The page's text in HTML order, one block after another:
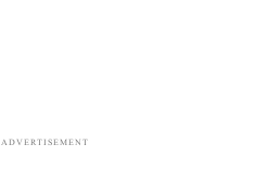
ADVERTISEMENT